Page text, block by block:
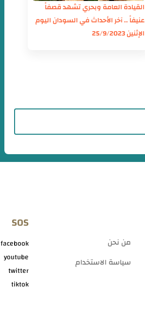
القيادة العامة وبحري تشهد قصفاً
عنيفاً .. آخر الأحداث في السودان اليوم
الإثنين 25/9/2023
من نحن
سياسة الاستخدام
SOS
facebook
youtube
twitter
tiktok